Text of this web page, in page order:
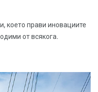
което прави иновациите
от всякога.